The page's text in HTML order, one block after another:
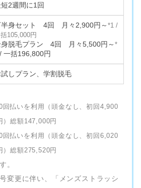
2週間に1回
半身セット 4回 月々2,900円～ *1 /
105,000円
身脱毛プラン 4回 月々5,500円～ *
/ 一括196,800円
試しプラン、学割脱毛
払いを利用（頭金なし、初回4,900
）総額147,000円
払いを利用（頭金なし、初回6,020
）総額275,520円
。
変更に伴い、「メンズストラッシ